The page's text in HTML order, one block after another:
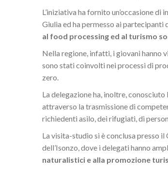
L’iniziativa ha fornito un’occasione
Giulia ed ha permesso ai partecipanti
al food processing ed al turismo
Nella regione, infatti, i giovani hanno
sono stati coinvolti nei processi di
zero.
La delegazione ha, inoltre,
attraverso la trasmissione di
richiedenti asilo, dei rifugiati, di
La visita-studio si è conclusa presso
dell’Isonzo, dove i delegati hanno
naturalistici e alla promozione